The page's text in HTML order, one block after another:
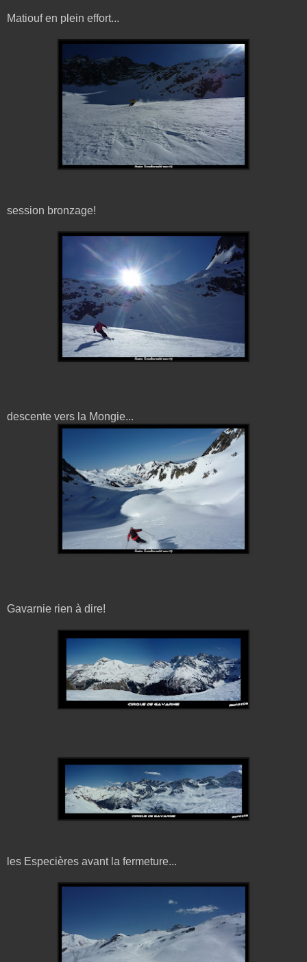
Matiouf en plein effort...
session bronzage!
descente vers la Mongie...
Gavarnie rien à dire!
les Especières avant la fermeture...